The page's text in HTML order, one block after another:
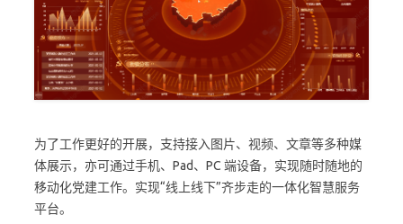
为了工作更好的开展，支持接入图片、视频、文章等多种媒
体展示，亦可通过手机、Pad、PC 端设备，实现随时随地的
移动化党建工作。实现“线上线下”齐步走的一体化智慧服务
平台。